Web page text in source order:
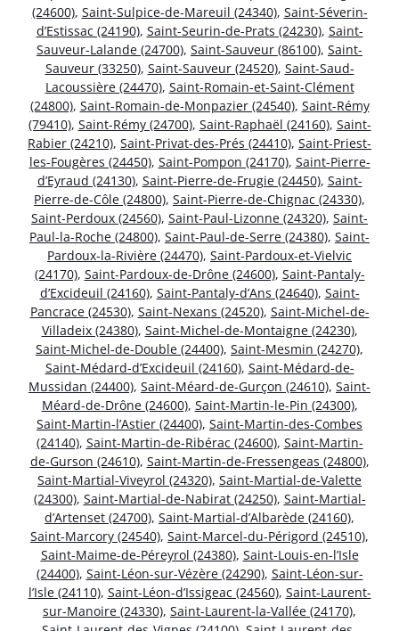
(24600), Saint-Sulpice-de-Mareuil (24340), Saint-Séverin-
d’Estissac (24190), Saint-Seurin-de-Prats (24230), Saint-
Sauveur-Lalande (24700), Saint-Sauveur (86100), Saint-
Sauveur (33250), Saint-Sauveur (24520), Saint-Saud-
Lacoussière (24470), Saint-Romain-et-Saint-Clément
(24800), Saint-Romain-de-Monpazier (24540), Saint-Rémy
(79410), Saint-Rémy (24700), Saint-Raphaël (24160), Saint-
Rabier (24210), Saint-Privat-des-Prés (24410), Saint-Priest-
les-Fougères (24450), Saint-Pompon (24170), Saint-Pierre-
d’Eyraud (24130), Saint-Pierre-de-Frugie (24450), Saint-
Pierre-de-Côle (24800), Saint-Pierre-de-Chignac (24330),
Saint-Perdoux (24560), Saint-Paul-Lizonne (24320), Saint-
Paul-la-Roche (24800), Saint-Paul-de-Serre (24380), Saint-
Pardoux-la-Rivière (24470), Saint-Pardoux-et-Vielvic
(24170), Saint-Pardoux-de-Drône (24600), Saint-Pantaly-
d’Excideuil (24160), Saint-Pantaly-d’Ans (24640), Saint-
Pancrace (24530), Saint-Nexans (24520), Saint-Michel-de-
Villadeix (24380), Saint-Michel-de-Montaigne (24230),
Saint-Michel-de-Double (24400), Saint-Mesmin (24270),
Saint-Médard-d’Excideuil (24160), Saint-Médard-de-
Mussidan (24400), Saint-Méard-de-Gurçon (24610), Saint-
Méard-de-Drône (24600), Saint-Martin-le-Pin (24300),
Saint-Martin-l’Astier (24400), Saint-Martin-des-Combes
(24140), Saint-Martin-de-Ribérac (24600), Saint-Martin-
de-Gurson (24610), Saint-Martin-de-Fressengeas (24800),
Saint-Martial-Viveyrol (24320), Saint-Martial-de-Valette
(24300), Saint-Martial-de-Nabirat (24250), Saint-Martial-
d’Artenset (24700), Saint-Martial-d’Albarède (24160),
Saint-Marcory (24540), Saint-Marcel-du-Périgord (24510),
Saint-Maime-de-Péreyrol (24380), Saint-Louis-en-l’Isle
(24400), Saint-Léon-sur-Vézère (24290), Saint-Léon-sur-
l’Isle (24110), Saint-Léon-d’Issigeac (24560), Saint-Laurent-
sur-Manoire (24330), Saint-Laurent-la-Vallée (24170),